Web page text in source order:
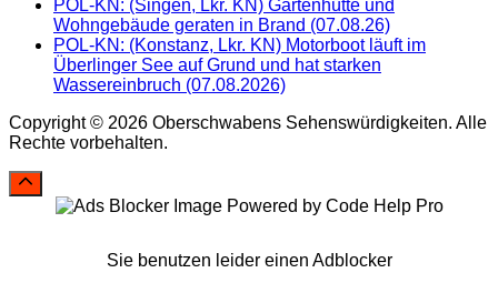
POL-KN: (Singen, Lkr. KN) Gartenhütte und
Wohngebäude geraten in Brand (07.08.26)
POL-KN: (Konstanz, Lkr. KN) Motorboot läuft im
Überlinger See auf Grund und hat starken
Wassereinbruch (07.08.2026)
Copyright © 2026 Oberschwabens Sehenswürdigkeiten. Alle
Rechte vorbehalten.
Sie benutzen leider einen Adblocker